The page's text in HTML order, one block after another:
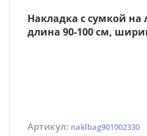
Накладка с сумкой на
длина 90-100 см,
Артикул: naklbag901002330